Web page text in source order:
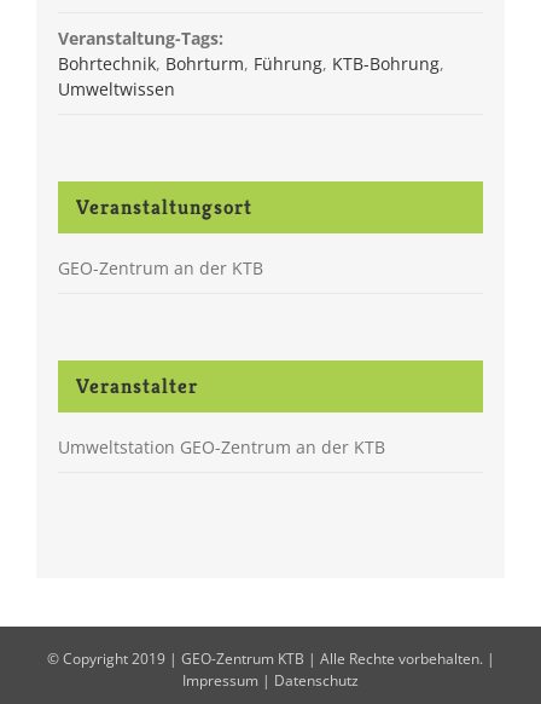
Veranstaltung-Tags:
Bohrtechnik, Bohrturm, Führung, KTB-Bohrung,
Umweltwissen
Veranstaltungsort
GEO-Zentrum an der KTB
Veranstalter
Umweltstation GEO-Zentrum an der KTB
© Copyright 2019 | GEO-Zentrum KTB | Alle Rechte vorbehalten. |
Impressum | Datenschutz